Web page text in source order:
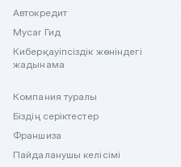
Автокредит
Mycar Гид
Киберқауіпсіздік жөніндегі
жадынама
Компания туралы
Біздің серіктестер
Франшиза
Пайдаланушы келісімі